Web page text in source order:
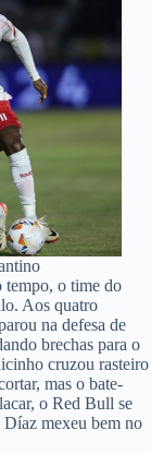
tempo, o time do
Aos quatro
na defesa de
brechas para o
cruzou rasteiro
mas o bate-
o Red Bull se
mexeu bem no